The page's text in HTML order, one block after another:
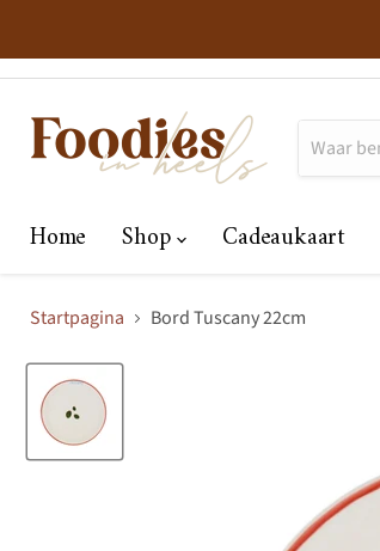
Home Shop Cadeaukaart
Startpagina Bord Tuscany 22cm